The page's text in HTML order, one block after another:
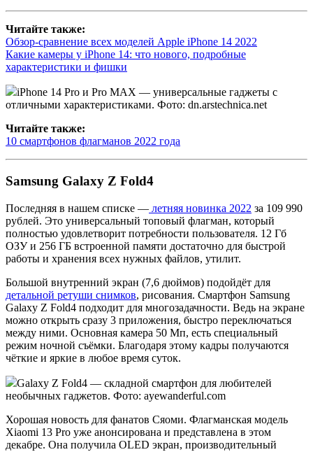
Читайте также:
Обзор-сравнение всех моделей Apple iPhone 14 2022
Какие камеры у iPhone 14: что нового, подробные
характеристики и фишки
iPhone 14 Pro и Pro MAX — универсальные гаджеты с
отличными характеристиками. Фото: dn.arstechnica.net
Читайте также:
10 смартфонов флагманов 2022 года
Samsung Galaxy Z Fold4
Последняя в нашем списке — летняя новинка 2022 за 109 990
рублей. Это универсальный топовый флагман, который
полностью удовлетворит потребности пользователя. 12 Гб
ОЗУ и 256 ГБ встроенной памяти достаточно для быстрой
работы и хранения всех нужных файлов, утилит.
Большой внутренний экран (7,6 дюймов) подойдёт для
детальной ретуши снимков, рисования. Смартфон Samsung
Galaxy Z Fold4 подходит для многозадачности. Ведь на экране
можно открыть сразу 3 приложения, быстро переключаться
между ними. Основная камера 50 Мп, есть специальный
режим ночной съёмки. Благодаря этому кадры получаются
чёткие и яркие в любое время суток.
Galaxy Z Fold4 — складной смартфон для любителей
необычных гаджетов. Фото: ayewanderful.com
Хорошая новость для фанатов Сяоми. Флагманская модель
Xiaomi 13 Pro уже анонсирована и представлена в этом
декабре. Она получила OLED экран, производительный